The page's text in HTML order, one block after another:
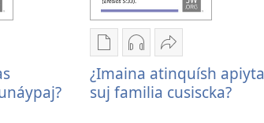
Opciones
de
descarga
Opciones
de
descarga
Sújpaj
cachápuy
¿Imaina
¿Imaina atinquísh apiyta
suj familia cusiscka?